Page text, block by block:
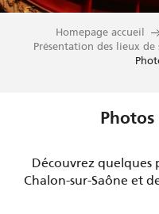
Homepage accueil
Présentation des lieux de
Découvrez quelques
Chalon-sur-Saône et